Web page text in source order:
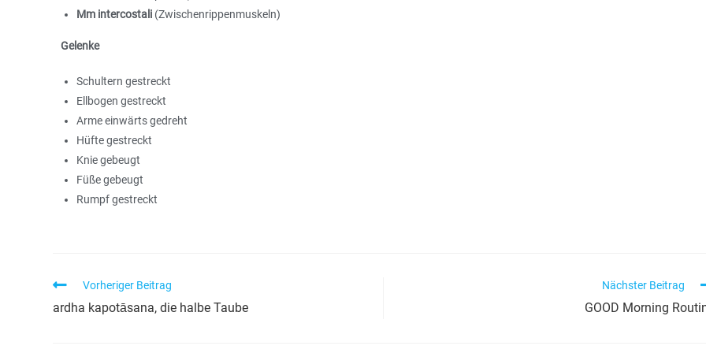
Mm intercostali (Zwischenrippenmuskeln)
Gelenke
Schultern gestreckt
Ellbogen gestreckt
Arme einwärts gedreht
Hüfte gestreckt
Knie gebeugt
Füße gebeugt
Rumpf gestreckt
Vorheriger Beitrag
ardha kapotāsana, die halbe Taube
Nächster Beitrag
GOOD Morning